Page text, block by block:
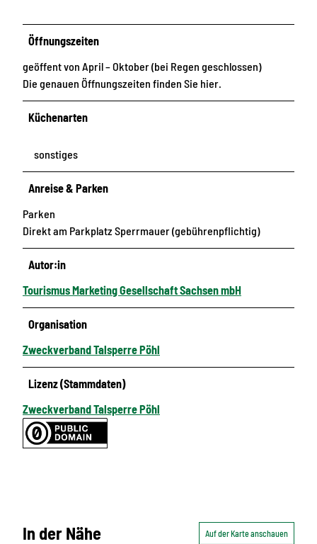
Öffnungszeiten
geöffent von April – Oktober (bei Regen geschlossen)
Die genauen Öffnungszeiten finden Sie hier.
Küchenarten
sonstiges
Anreise & Parken
Parken
Direkt am Parkplatz Sperrmauer (gebührenpflichtig)
Autor:in
Tourismus Marketing Gesellschaft Sachsen mbH
Organisation
Zweckverband Talsperre Pöhl
Lizenz (Stammdaten)
Zweckverband Talsperre Pöhl
In der Nähe Auf der Karte anschauen